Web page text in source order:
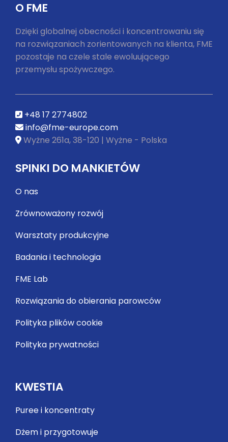
O FME
Dzięki globalnej obecności i koncentrowaniu się
na rozwiązaniach zorientowanych na klienta, FME
pozostaje na czele stale ewoluującego
przemysłu spożywczego.
+48 17 2774802
info@fme-europe.com
Wyżne 261a, 38-120 | Wyżne - Polska
SPINKI DO MANKIETÓW
O nas
Zrównoważony rozwój
Warsztaty produkcyjne
Badania i technologia
FME Lab
Rozwiązania do obierania parowców
Polityka plików cookie
Polityka prywatności
KWESTIA
Puree i koncentraty
Dżem i przygotowuje